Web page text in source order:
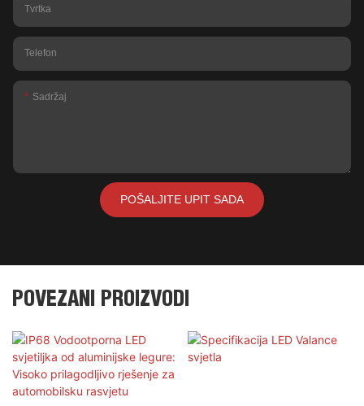
Tvrtka
Telefon
Sadržaj
POŠALJITE UPIT SADA
POVEZANI PROIZVODI